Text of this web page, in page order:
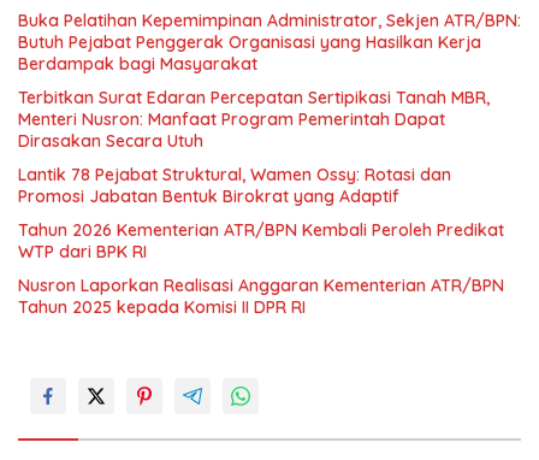
Buka Pelatihan Kepemimpinan Administrator, Sekjen ATR/BPN:
Butuh Pejabat Penggerak Organisasi yang Hasilkan Kerja
Berdampak bagi Masyarakat
Terbitkan Surat Edaran Percepatan Sertipikasi Tanah MBR,
Menteri Nusron: Manfaat Program Pemerintah Dapat
Dirasakan Secara Utuh
Lantik 78 Pejabat Struktural, Wamen Ossy: Rotasi dan
Promosi Jabatan Bentuk Birokrat yang Adaptif
Tahun 2026 Kementerian ATR/BPN Kembali Peroleh Predikat
WTP dari BPK RI
Nusron Laporkan Realisasi Anggaran Kementerian ATR/BPN
Tahun 2025 kepada Komisi II DPR RI